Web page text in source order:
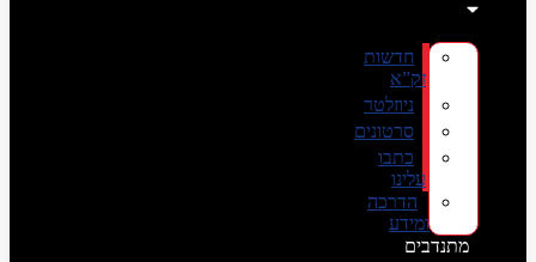
חדשות
זק”א
ניוזלטר
סרטונים
כתבו
עלינו
הדרכה
ומידע
מתנדבים